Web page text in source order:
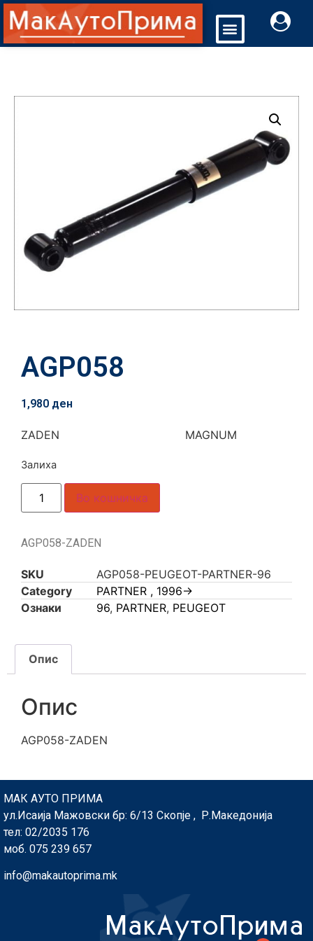
AGP058
1,980 ден
ZADEN MAGNUM
Залиха
Во кошничка
AGP058-ZADEN
SKU
AGP058-PEUGEOT-PARTNER-96
Category
PARTNER , 1996->
Ознаки
96, PARTNER, PEUGEOT
Опис
Опис
AGP058-ZADEN
МАК АУТО ПРИМА
ул.Исаија Мажовски бр: 6/13 Скопје , Р.Македонија
тел: 02/2035 176
моб. 075 239 657
info@makautoprima.mk